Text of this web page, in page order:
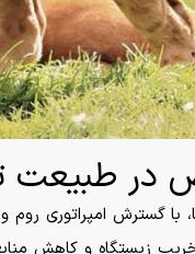
در طبیعت
با گسترش امپراتوری
زیستگاه و کاهش